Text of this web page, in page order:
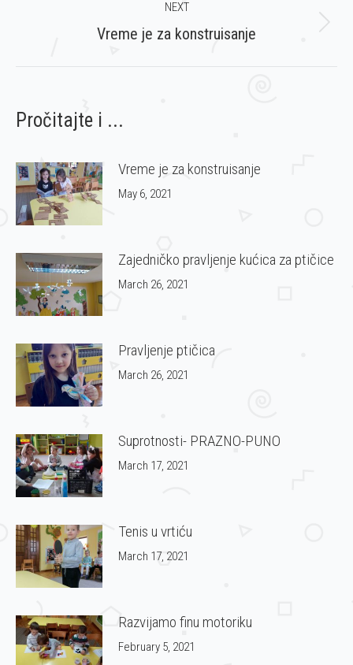
NEXT
Next
Vreme je za konstruisanje
Pročitajte i ...
Vreme je za konstruisanje
May 6, 2021
Zajedničko pravljenje kućica za ptičice
March 26, 2021
Pravljenje ptičica
March 26, 2021
Suprotnosti- PRAZNO-PUNO
March 17, 2021
Tenis u vrtiću
March 17, 2021
Razvijamo finu motoriku
February 5, 2021